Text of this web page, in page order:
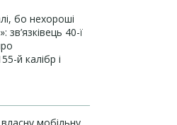
бо нехороші
зв’язківець 40-ї
й калібр і